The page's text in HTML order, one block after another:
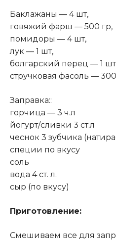
Баклажаны — 4 шт,
говяжий фарш — 500 гр,
помидоры — 4 шт,
лук — 1 шт,
болгарский перец — 1
стручковая фасоль —
Заправка::
горчица — 3 ч.л
йогурт/сливки 3 ст.л
чеснок 3 зубчика
специи по вкусу
соль
вода 4 ст. л.
сыр (по вкусу)
Приготовление:
Смешиваем все для